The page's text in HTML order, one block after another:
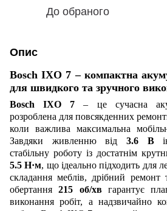
До обраного
Опис
Bosch IXO 7 – компактна
для швидкого та зручного
Bosch IXO 7 – це сучасна
розроблена для повсякденних
коли важлива максимальна
Завдяки живленню від 3.6 В
стабільну роботу із достатнім
5.5 Н·м, що ідеально підходить для
складання меблів, дрібний
обертання215 об/хвгарантує
виконання робіт, а надзвичайно